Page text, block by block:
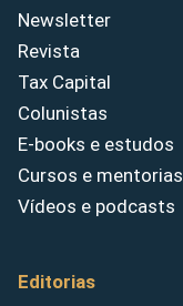
Newsletter
Revista
Tax Capital
Colunistas
E-books e estudos
Cursos e mentorias
Vídeos e podcasts
Editorias